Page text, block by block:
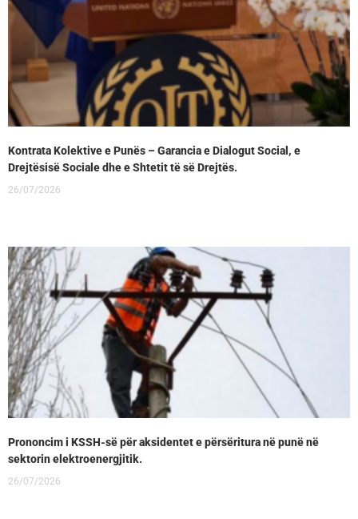
Kontrata Kolektive e Punës – Garancia e Dialogut Social, e
Drejtësisë Sociale dhe e Shtetit të së Drejtës.
26/07/2026
Prononcim i KSSH-së për aksidentet e përsëritura në punë në
sektorin elektroenergjitik.
26/07/2026